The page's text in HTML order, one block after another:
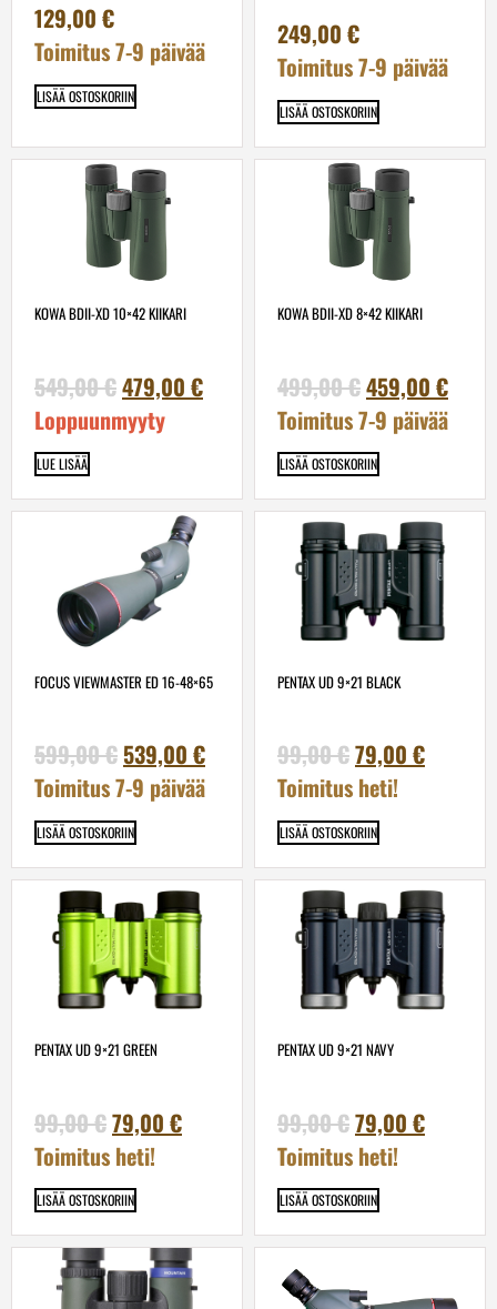
129,00 €
Toimitus 7-9 päivää
LISÄÄ OSTOSKORIIN
249,00 €
Toimitus 7-9 päivää
LISÄÄ OSTOSKORIIN
KOWA BDII-XD 10×42 KIIKARI
549,00€479,00 €
Loppuunmyyty
LUE LISÄÄ
KOWA BDII-XD 8×42 KIIKARI
499,00€459,00 €
Toimitus 7-9 päivää
LISÄÄ OSTOSKORIIN
FOCUS VIEWMASTER ED 16-48×65
599,00€ 539,00 €
Toimitus 7-9 päivää
LISÄÄ OSTOSKORIIN
PENTAX UD 9×21 BLACK
99,00€79,00 €
Toimitus heti!
LISÄÄ OSTOSKORIIN
PENTAX UD 9×21 GREEN
99,00€79,00 €
Toimitus heti!
LISÄÄ OSTOSKORIIN
PENTAX UD 9×21 NAVY
99,00€79,00 €
Toimitus heti!
LISÄÄ OSTOSKORIIN